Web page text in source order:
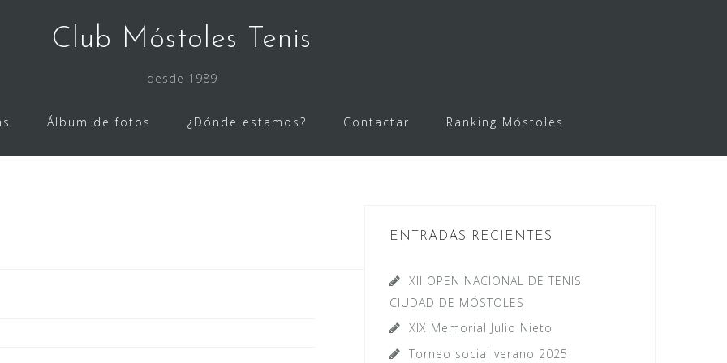
Club Móstoles Tenis
desde 1989
Álbum de fotos ¿Dónde estamos? Contactar Ranking Móstoles
ENTRADAS RECIENTES
XII OPEN NACIONAL DE TENIS
CIUDAD DE MÓSTOLES
XIX Memorial Julio Nieto
Torneo social verano 2025